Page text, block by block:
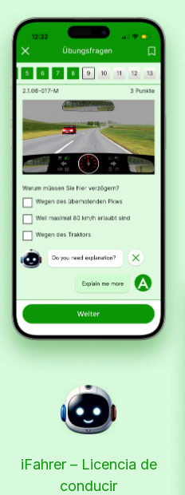
iFahrer – Licencia de
conducir